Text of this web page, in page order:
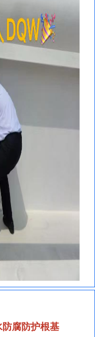
腐防护根基